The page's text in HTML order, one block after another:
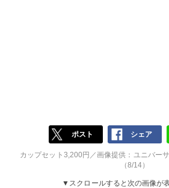
ポスト シェア
カップセット3,200円／画像提供：ユニバー
（8/14）
▼スクロールすると次の画像が